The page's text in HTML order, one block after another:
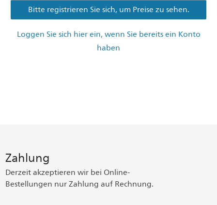
Bitte registrieren Sie sich, um Preise zu sehen.
Loggen Sie sich hier ein, wenn Sie bereits ein Konto
haben
Zahlung
Derzeit akzeptieren wir bei Online-
Bestellungen nur Zahlung auf Rechnung.